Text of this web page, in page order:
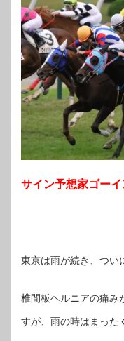
サイン予想家ゴー
東京は雨が続き、つい
椎間板ヘルニアの痛み
すが、雨の時はまった